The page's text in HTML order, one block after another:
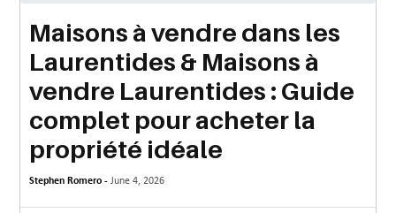
MORE
TECHNOLOGY
WEDDING
Maisons à vendre dans les
Laurentides & Maisons à
vendre Laurentides : Guide
complet pour acheter la
propriété idéale
Stephen Romero -June 4, 2026